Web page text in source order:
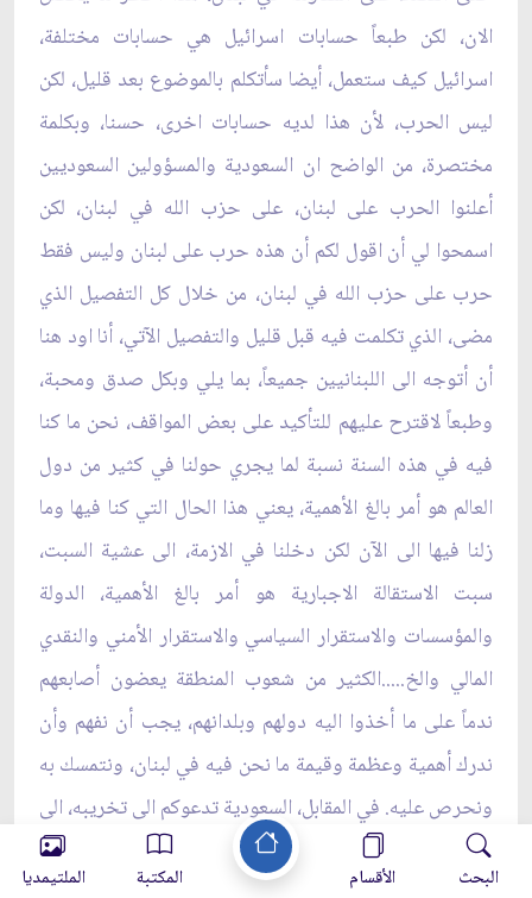
الان، لكن طبعاً حسابات اسرائيل هي حسابات مختلفة،
اسرائيل كيف ستعمل، أيضا سأتكلم ‏بالموضوع بعد قليل، لكن
ليس الحرب، لأن هذا لديه حسابات اخرى، حسنا، وبكلمة
مختصرة، من الواضح ان ‏السعودية والمسؤولين السعوديين
أعلنوا الحرب على لبنان، على حزب الله في لبنان، لكن
اسمحوا لي أن اقول لكم ‏أن هذه حرب على لبنان وليس فقط
حرب على حزب الله في لبنان، من خلال كل التفصيل الذي
مضى، الذي ‏تكلمت فيه قبل قليل والتفصيل الآتي، أنا اود هنا
أن أتوجه الى اللبنانيين جميعاً، بما يلي وبكل صدق ومحبة،
‏وطبعاً لاقترح عليهم للتأكيد على بعض المواقف، نحن ما كنا
فيه في هذه السنة نسبة لما يجري حولنا في كثير من ‏دول
العالم هو أمر بالغ الأهمية، يعني هذا الحال التي كنا فيها وما
زلنا فيها الى الآن لكن دخلنا في الازمة، الى ‏عشية السبت،
سبت الاستقالة الاجبارية هو أمر بالغ الأهمية، الدولة
والمؤسسات والاستقرار السياسي والاستقرار ‏الأمني والنقدي
المالي والخ.....الكثير من شعوب المنطقة يعضون أصابعهم
ندماً على ما أخذوا اليه دولهم ‏وبلدانهم، يجب أن نفهم وأن
ندرك أهمية وعظمة وقيمة ما نحن فيه في لبنان، ونتمسك به
ونحرص عليه. في ‏المقابل، السعودية تدعوكم الى تخريبه، الى
اسقاطه، الى الغائه، بالنتيجة هي تدعوكم الى هذا، صحيح
البحث الأقسام المكتبة الملتيمديا